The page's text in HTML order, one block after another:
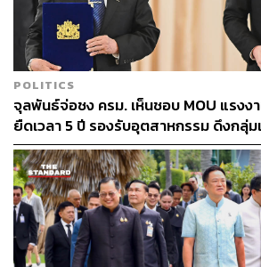
POLITICS
จุลพันธ์จ่อชง ครม. เห็นชอบ MOU แรงง
ยืดเวลา 5 ปี รองรับอุตสาหกรรม ดึงกลุ่
อิสระเข้าสู่ระบบประกันสังคม